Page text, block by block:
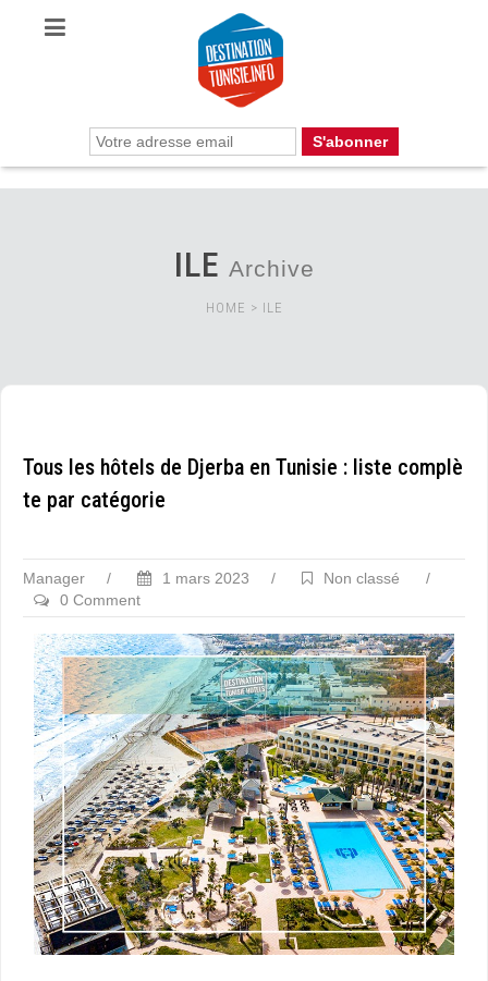
ILE Archive
HOME > ILE
Tous les hôtels de Djerba en Tunisie : liste complè
te par catégorie
Manager / 1 mars 2023 / Non classé
/
0 Comment